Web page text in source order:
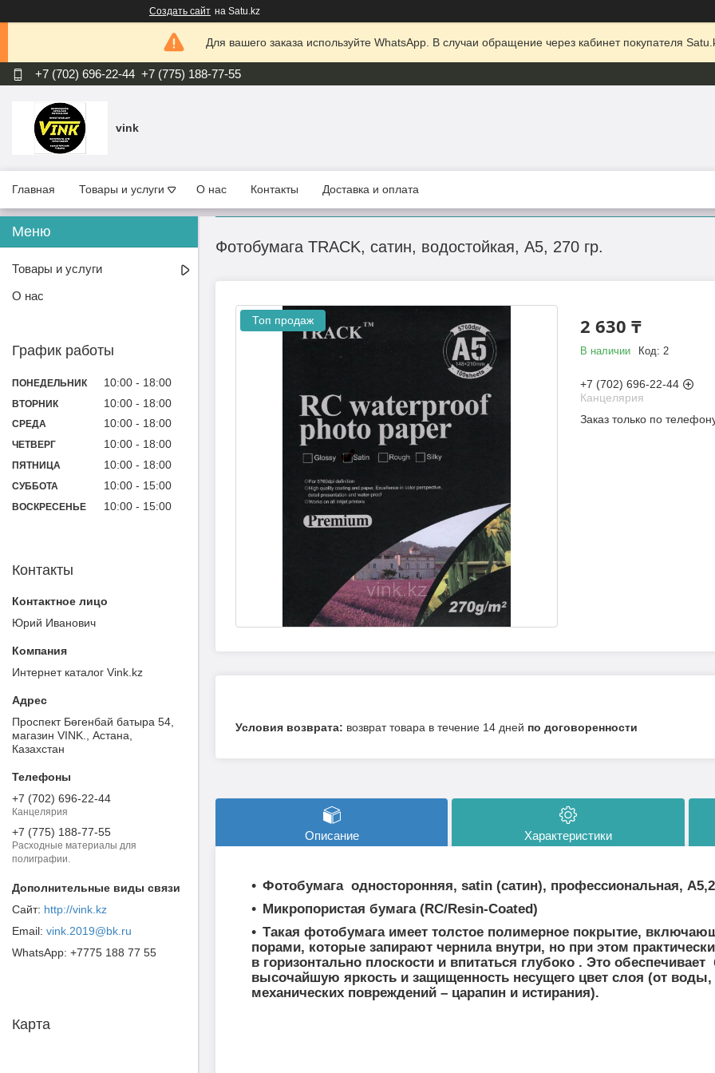
Создать сайт на Satu.kz
Для вашего заказа используйте WhatsApp. В случаи обращение через кабинет покупателя
+7 (702) 696-22-44 +7 (775) 188-77-55
vink
Главная Товары и услуги О нас Контакты Доставка и оплата
Фотобумага TRACK, сатин, водостойкая, A5, 270 гр.
Топ продаж 2 630 ₸
В наличии Код: 2
+7 (702) 696-22-44
Канцелярия
Заказ только по
возврат товара в течение 14 дней по договоренности
Описание Характеристики
Фотобумага односторонняя, satin (сатин), профессиональная,
Микропористая бумага (RC/Resin-Coated)
Такая фотобумага имеет толстое полимерное покрытие,
порами, которые запирают чернила внутри, но при этом
в горизонтально плоскости и впитаться глубоко . Это
высочайшую яркость и защищенность несущего цвет слоя (от
механических повреждений – царапин и истирания).
Товары и услуги
О нас
График работы
ПОНЕДЕЛЬНИК 10:00 18:00
ВТОРНИК 10:00 18:00
СРЕДА 10:00 18:00
ЧЕТВЕРГ 10:00 18:00
ПЯТНИЦА 10:00 18:00
СУББОТА 10:00 15:00
ВОСКРЕСЕНЬЕ 10:00 15:00
Контакты
Юрий Иванович
Интернет каталог Vink.kz
Проспект Бөгенбай батыра 54,
магазин VINK., Астана,
Казахстан
+7 (702) 696-22-44
Канцелярия
+7 (775) 188-77-55
Расходные материалы для
полиграфии.
http://vink.kz
vink.2019@bk.ru
+7775 188 77 55
Карта